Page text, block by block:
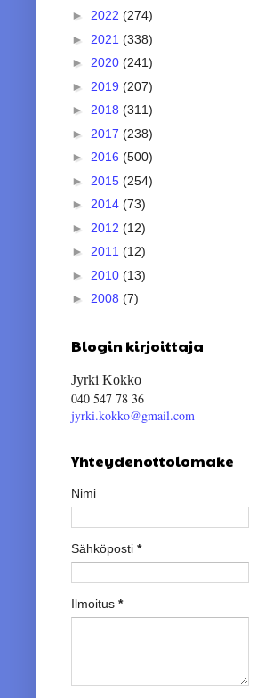
► 2022 (274)
► 2021 (338)
► 2020 (241)
► 2019 (207)
► 2018 (311)
► 2017 (238)
► 2016 (500)
► 2015 (254)
► 2014 (73)
► 2012 (12)
► 2011 (12)
► 2010 (13)
► 2008 (7)
Blogin kirjoittaja
Jyrki Kokko
040 547 78 36
jyrki.kokko@gmail.com
Yhteydenottolomake
Nimi
Sähköposti *
Ilmoitus *